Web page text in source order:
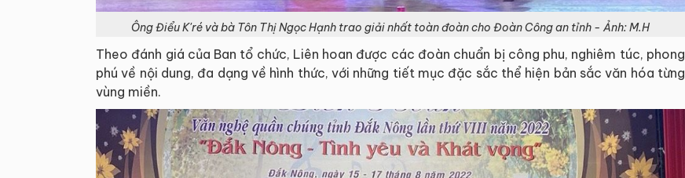
Ông Điểu K'ré và bà Tôn Thị Ngọc Hạnh trao giải nhất toàn đoàn cho Đoàn Công an tỉnh - Ảnh: M.H
Theo đánh giá của Ban tổ chức, Liên hoan được các đoàn chuẩn bị công phu, nghiêm túc, phong
phú về nội dung, đa dạng về hình thức, với những tiết mục đặc sắc thể hiện bản sắc văn hóa từng
vùng miền.